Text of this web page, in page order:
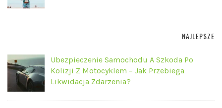
NAJLEPSZE
Ubezpieczenie Samochodu A Szkoda Po
Kolizji Z Motocyklem – Jak Przebiega
Likwidacja Zdarzenia?